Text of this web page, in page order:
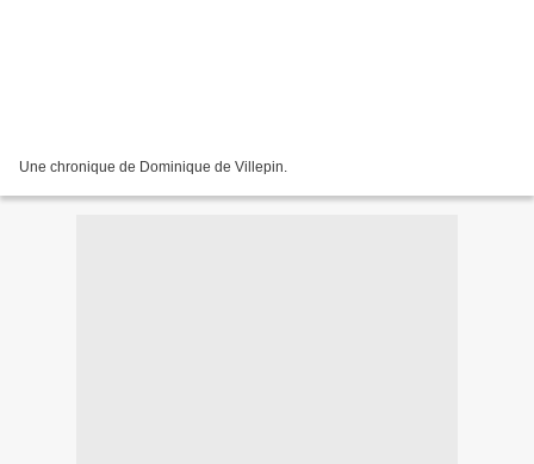
Une chronique de Dominique de Villepin.